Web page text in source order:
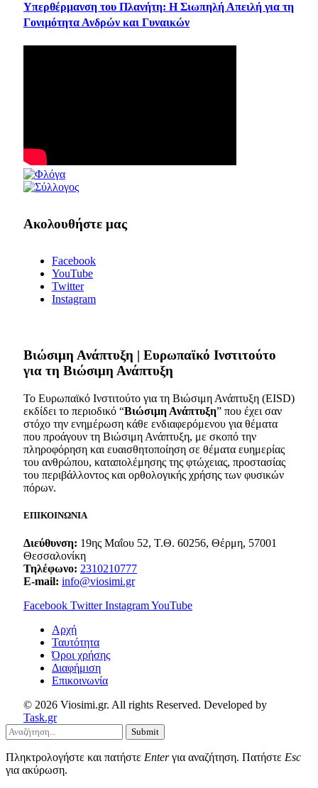
Υπερθέρμανση του Πλανήτη: Η Σιωπηλή Απειλή για τη
Γονιμότητα Ανδρών και Γυναικών
Ακολουθήστε μας
Facebook
YouTube
Twitter
Instagram
Bιώσιμη Ανάπτυξη | Ευρωπαϊκό Ινστιτούτο
για τη Βιώσιμη Ανάπτυξη
Το Ευρωπαϊκό Ινστιτούτο για τη Βιώσιμη Ανάπτυξη (EISD)
εκδίδει το περιοδικό “Βιώσιμη Ανάπτυξη” που έχει σαν
στόχο την ενημέρωση κάθε ενδιαφερόμενου για θέματα
που προάγουν τη Βιώσιμη Ανάπτυξη, με σκοπό την
πληροφόρηση και ευαισθητοποίηση σε θέματα ευημερίας
του ανθρώπου, καταπολέμησης της φτώχειας, προστασίας
του περιβάλλοντος και ορθολογικής χρήσης των φυσικών
πόρων.
ΕΠΙΚΟΙΝΩΝΙΑ
Διεύθυνση: 19ης Μαΐου 52, Τ.Θ. 60256, Θέρμη, 57001
Θεσσαλονίκη
Τηλέφωνο: 2310210777
E-mail: info@viosimi.gr
Facebook Twitter InstagramYouTube
Aρχή
Ταυτότητα
Όροι χρήσης
Διαφήμιση
Επικοινωνία
© 2026 Viosimi.gr. All rights Reserved. Developed by
Task.gr
Submit
Πληκτρολογήστε και πατήστε Enterγια αναζήτηση. Πατήστε Esc
για ακύρωση.